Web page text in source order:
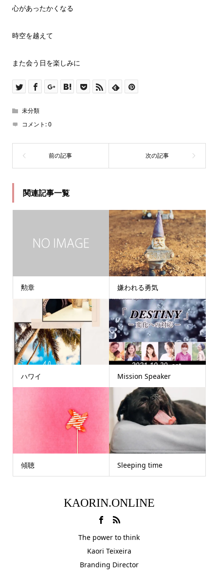
心があったかくなる
時空を越えて
また会う日を楽しみに
未分類
コメント:0
関連記事一覧
勲章 嫌われる勇気
ハワイ Mission Speaker
傾聴 Sleeping time
KAORIN.ONLINE
The power to think
Kaori Teixeira
Branding Director